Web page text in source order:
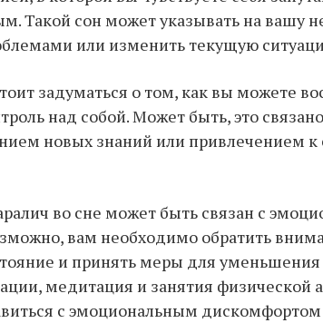
Такой сон может указывать на вашу
или изменить текущую
задуматься о том, как вы можете
над собой. Может быть, это
новых знаний или привлечением к
во сне может быть связан с
вам необходимо обратить
и принять меры для уменьшения
медитация и занятия физической
с эмоциональным дискомфортом